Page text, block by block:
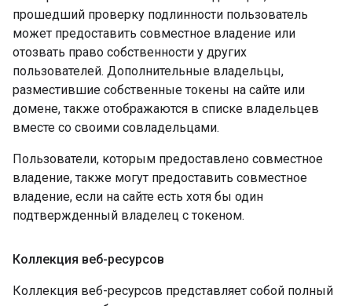
прошедший проверку подлинности пользователь
может предоставить совместное владение или
отозвать право собственности у других
пользователей. Дополнительные владельцы,
разместившие собственные токены на сайте или
домене, также отображаются в списке владельцев
вместе со своими совладельцами.
Пользователи, которым предоставлено совместное
владение, также могут предоставить совместное
владение, если на сайте есть хотя бы один
подтвержденный владелец с токеном.
Коллекция веб-ресурсов
Коллекция веб-ресурсов представляет собой полный